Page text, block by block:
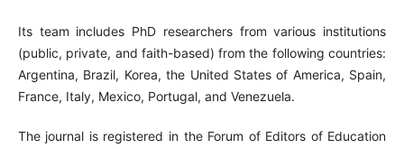
Its team includes PhD researchers from various institutions
(public, private, and faith-based) from the following countries:
Argentina, Brazil, Korea, the United States of America, Spain,
France, Italy, Mexico, Portugal, and Venezuela.
The journal is registered in the Forum of Editors of Education